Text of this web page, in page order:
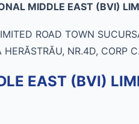
MIDDLE EAST (BVI)
ROAD TOWN
NR.4D, CORP
EAST (BVI)